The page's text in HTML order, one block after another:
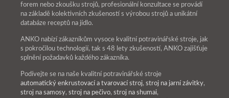
forem nebo zkoušku strojů, profesionální konzultace se provádí
na základě kolektivních zkušeností s výrobou strojů a unikátní
databáze receptů na jídlo.
ANKO nabízí zákazníkům vysoce kvalitní potravinářské stroje, jak
s pokročilou technologií, tak s 48 lety zkušeností, ANKO zajišťuje
splnění požadavků každého zákazníka.
Podívejte se na naše kvalitní potravinářské stroje
automatický enkrustovací a tvarovací stroj, stroj na jarní závitky,
stroj na samosy, stroj na pečivo, stroj na shumai,